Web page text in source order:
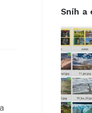
Sníh a